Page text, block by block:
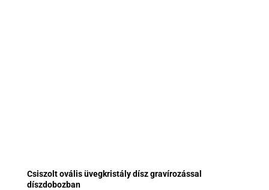
Csiszolt ovális üvegkristály dísz gravírozással
díszdobozban